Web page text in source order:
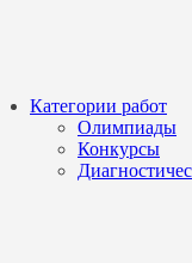
Категории работ
Олимпиады
Конкурсы